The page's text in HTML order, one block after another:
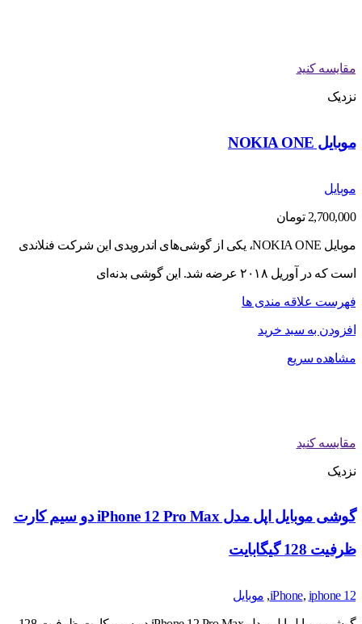
مقایسه کنید
نزدیک
موبایل NOKIA ONE
موبایل
2,700,000 تومان
موبایل NOKIA ONE، یکی از گوشی‌های اندرویدی این شرکت فنلاندی
است که در آوریل ۲۰۱۸ عرضه شد. این گوشی بدنه‌ای
فهرست علاقه مندی ها
افزودن به سبد خرید
مشاهده سریع
مقایسه کنید
نزدیک
گوشی موبایل اپل مدل iPhone 12 Pro Max دو سیم‌ کارت
ظرفیت 128 گیگابایت
iPhone, iphone 12
, موبایل